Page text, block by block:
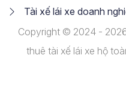
Tài xế lái xe doanh
Copyright © 2024 -
thuê tài xế lái xe hộ